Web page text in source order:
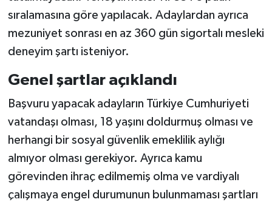
sıralamasına göre yapılacak. Adaylardan ayrıca
mezuniyet sonrası en az 360 gün sigortalı mesleki
deneyim şartı isteniyor.
Genel şartlar açıklandı
Başvuru yapacak adayların Türkiye Cumhuriyeti
vatandaşı olması, 18 yaşını doldurmuş olması ve
herhangi bir sosyal güvenlik emeklilik aylığı
almıyor olması gerekiyor. Ayrıca kamu
görevinden ihraç edilmemiş olma ve vardiyalı
çalışmaya engel durumunun bulunmaması şartları